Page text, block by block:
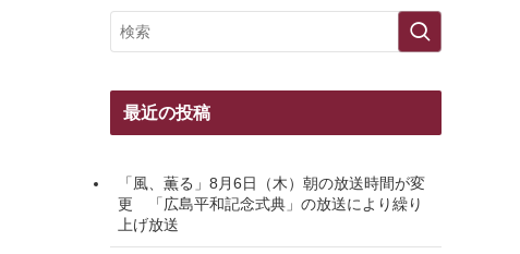
最近の投稿
「風、薫る」8月6日（木）朝の放送時間が変
更 「広島平和記念式典」の放送により繰り
上げ放送